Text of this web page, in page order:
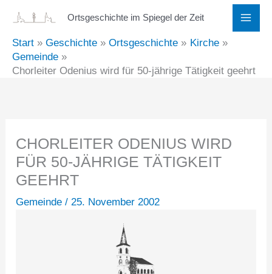
springen
Ortsgeschichte im Spiegel der Zeit
Start Geschichte Ortsgeschichte
Kirche
Gemeinde
Chorleiter Odenius wird für 50-jährige Tätigkeit geehrt
CHORLEITER ODENIUS WIRD
FÜR 50-JÄHRIGE TÄTIGKEIT
GEEHRT
Gemeinde /25. November 2002